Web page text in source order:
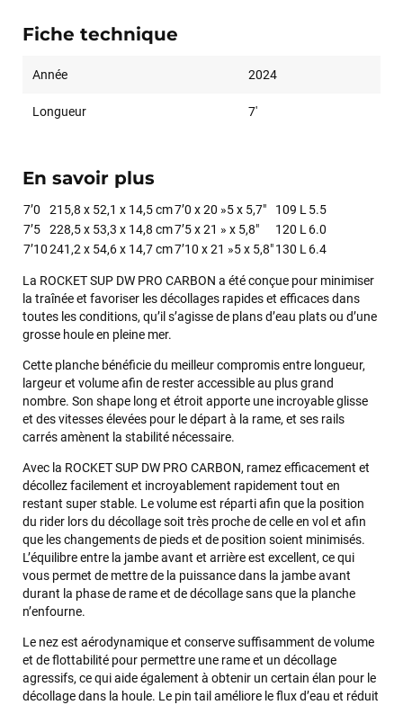
Fiche technique
Année 2024
Longueur 7'
En savoir plus
7’0 215,8 x 52,1 x 14,5 cm7’0 x 20 »5 x 5,7″ 109 L 5.5
7’5
228,5 x 53,3 x 14,8 cm7’5 x 21 » x 5,8″ 120 L 6.0
7’10241,2 x 54,6 x 14,7 cm7’10 x 21 »5 x 5,8″130 L 6.4
La ROCKET SUP DW PRO CARBON a été conçue pour minimiser
la traînée et favoriser les décollages rapides et efficaces dans
toutes les conditions, qu’il s’agisse de plans d’eau plats ou d’une
grosse houle en pleine mer.
Cette planche bénéficie du meilleur compromis entre longueur,
largeur et volume afin de rester accessible au plus grand
nombre. Son shape long et étroit apporte une incroyable glisse
et des vitesses élevées pour le départ à la rame, et ses rails
carrés amènent la stabilité nécessaire.
Avec la ROCKET SUP DW PRO CARBON, ramez efficacement et
décollez facilement et incroyablement rapidement tout en
restant super stable. Le volume est réparti afin que la position
du rider lors du décollage soit très proche de celle en vol et afin
que les changements de pieds et de position soient minimisés.
L’équilibre entre la jambe avant et arrière est excellent, ce qui
vous permet de mettre de la puissance dans la jambe avant
durant la phase de rame et de décollage sans que la planche
n’enfourne.
Le nez est aérodynamique et conserve suffisamment de volume
et de flottabilité pour permettre une rame et un décollage
agressifs, ce qui aide également à obtenir un certain élan pour le
décollage dans la houle. Le pin tail améliore le flux d’eau et réduit